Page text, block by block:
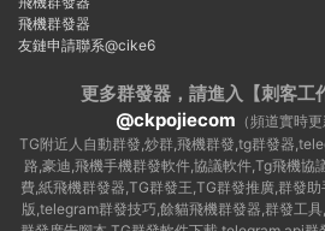
飛機群發器
友鏈申請聯系@cike6
更多群發器，請進入【刺客工
@ckpojiecom （頻道實時
TG附近人自動群發,炒群,飛機群發,tg群發器
路,豪迪,飛機手機群發軟件,協議軟件,Tg飛機協
費,紙飛機群發器,TG群發王,TG群發推廣,群發
版,telegram群發技巧,餘貓飛機群發器,群發工